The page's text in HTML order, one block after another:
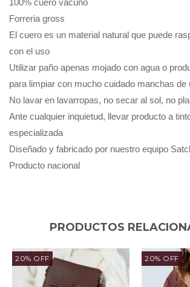
100% cuero vacuno
Forreria gross
El cuero es un material natural que puede
con el uso
Utilizar paño apenas mojado con agua o
para limpiar con mucho cuidado manchas de
No lavar en lavarropas, no secar al sol, no
Ante cualquier inquietud, llevar producto a
especializada
Diseñado y fabricado por nuestro equipo
Producto nacional
PRODUCTOS
20% OFF 20% OFF